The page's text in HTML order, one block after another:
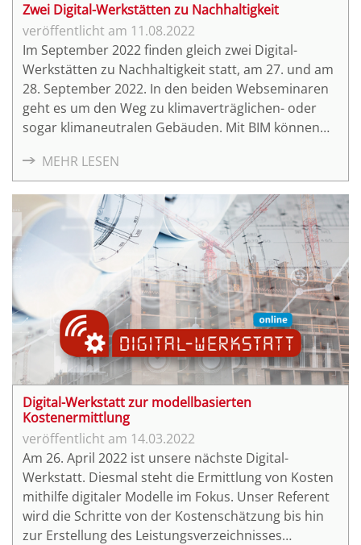
Zwei Digital-Werkstätten zu Nachhaltigkeit
11.08.2022
Im September 2022 finden gleich zwei Digital-
Werkstätten zu Nachhaltigkeit statt, am 27. und am
28. September 2022. In den beiden Webseminaren
geht es um den Weg zu klimaverträglichen- oder
sogar klimaneutralen Gebäuden. Mit BIM können
miteingebunden und für die Beteiligten simuliert
werden.
MEHR LESEN
Digital-Werkstatt zur modellbasierten
Kostenermittlung
14.03.2022
Am 26. April 2022 ist unsere nächste Digital-
Werkstatt. Diesmal steht die Ermittlung von Kosten
mithilfe digitaler Modelle im Fokus. Unser Referent
wird die Schritte von der Kostenschätzung bis hin
zur Erstellung des Leistungsverzeichnisses